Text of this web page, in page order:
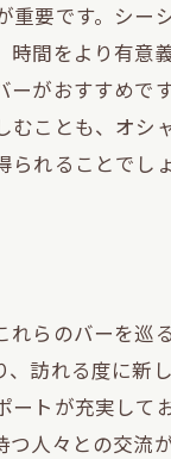
に楽しむ方法
り
見
み方
験
要です。シー
間をより有意
がおすすめで
ことも、オシ
れることでし
らのバーを巡
訪れる度に新
トが充実して
人々との交流